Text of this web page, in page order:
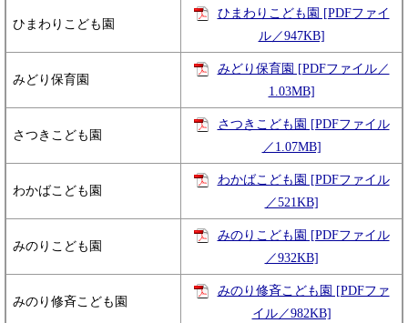
ひまわりこども園
ひまわりこども園 [PDFファイ
ル／947KB]
みどり保育園
みどり保育園 [PDFファイル／
1.03MB]
さつきこども園
さつきこども園 [PDFファイル
／1.07MB]
わかばこども園
わかばこども園 [PDFファイル
／521KB]
みのりこども園
みのりこども園 [PDFファイル
／932KB]
みのり修斉こども園
みのり修斉こども園 [PDFファ
イル／982KB]